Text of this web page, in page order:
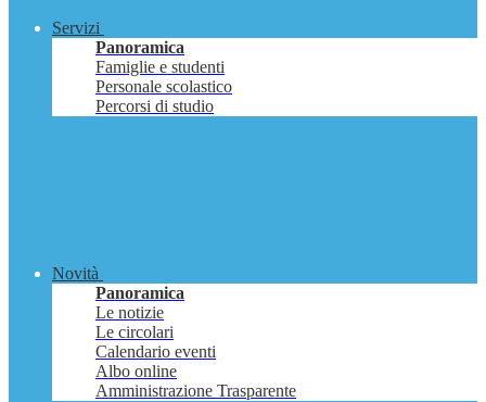
Servizi
Panoramica
Famiglie e studenti
Personale scolastico
Percorsi di studio
Novità
Panoramica
Le notizie
Le circolari
Calendario eventi
Albo online
Amministrazione Trasparente